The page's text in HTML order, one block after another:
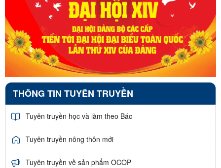
THÔNG TIN TUYÊN TRUYỀN
Tuyên truyền học và làm theo Bác
Tuyên truyền nông thôn mới
Tuyên truyền về sản phẩm OCOP